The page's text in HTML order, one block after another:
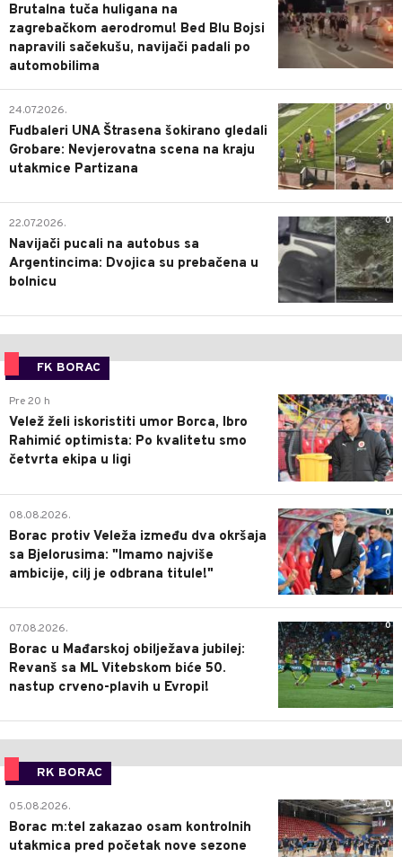
Brutalna tuča huligana na
zagrebačkom aerodromu! Bed Blu Bojsi
napravili sačekušu, navijači padali po
automobilima
0
24.07.2026.
Fudbaleri UNA Štrasena šokirano gledali
Grobare: Nevjerovatna scena na kraju
utakmice Partizana
0
22.07.2026.
Navijači pucali na autobus sa
Argentincima: Dvojica su prebačena u
bolnicu
FK BORAC
0
Pre 20 h
Velež želi iskoristiti umor Borca, Ibro
Rahimić optimista: Po kvalitetu smo
četvrta ekipa u ligi
0
08.08.2026.
Borac protiv Veleža između dva okršaja
sa Bjelorusima: "Imamo najviše
ambicije, cilj je odbrana titule!"
0
07.08.2026.
Borac u Mađarskoj obilježava jubilej:
Revanš sa ML Vitebskom biće 50.
nastup crveno-plavih u Evropi!
RK BORAC
0
05.08.2026.
Borac m:tel zakazao osam kontrolnih
utakmica pred početak nove sezone